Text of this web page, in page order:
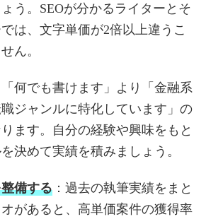
う。SEOが分かるライターとそ
は、文字単価が2倍以上違うこ
ん。
「何でも書けます」より「金融系
ジャンルに特化しています」の
ます。自分の経験や興味をもと
決めて実績を積みましょう。
備する ：過去の執筆実績をまと
があると、高単価案件の獲得率